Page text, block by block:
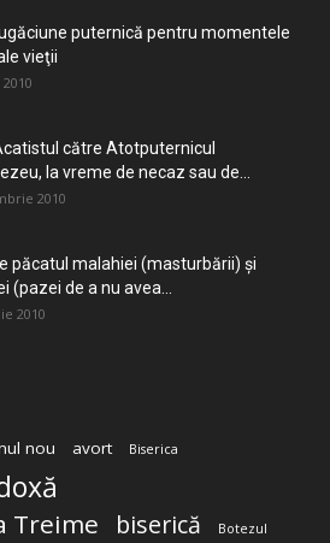
puternică pentru momentele
vieţii
către Atotputernicul
la vreme de necaz sau de...
2010
păcatul malahiei (masturbării) şi
(pazei de a nu avea...
2010
nou avort Biserica
Treime biserică Botezul